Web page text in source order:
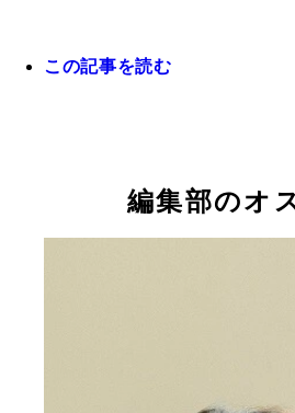
あざといもバッチリ決
Darling』（撮影／安藤マミ
★金子隼也デジタル写真
店にて配信！ 『週プレ
この記事を読む
編集部のオ